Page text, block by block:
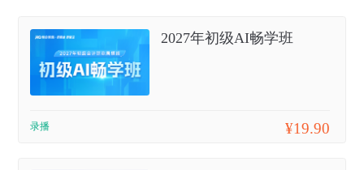
2027年初级AI畅学班
录播 ¥19.90